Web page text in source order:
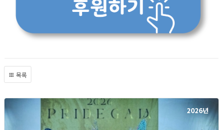
목록
2026년